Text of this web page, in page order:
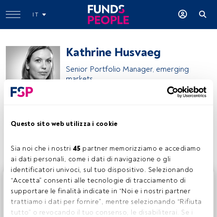
Questo sito web utilizza i cookie
Sia noi che i nostri 45 partner memorizziamo e accediamo
ai dati personali, come i dati di navigazione o gli
identificatori univoci, sul tuo dispositivo. Selezionando
“Accetta” consenti alle tecnologie di tracciamento di
supportare le finalità indicate in “Noi e i nostri partner
trattiamo i dati per fornire”, mentre selezionando “Rifiuta
tutto” o revocando il tuo consenso, le disabiliterai. Se i
IT
Kathrine Husvaeg
Senior Portfolio Manager, emerging
markets
Condividi:
Questo è un articolo riservato agli utenti FundsPeople. Se
sei già registrato, accedi tramite il pulsante Login. Se non
hai ancora un account, ti invitiamo a registrarti per scoprire
tutti i contenuti che FundsPeople ha da offrire.